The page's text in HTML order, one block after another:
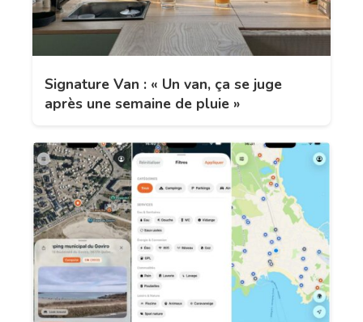
Signature Van : « Un van, ça se juge
après une semaine de pluie »